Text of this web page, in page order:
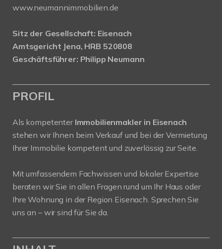
www.neumannimmobilien.de
Sitz der Gesellschaft: Eisenach
Amtsgericht Jena, HRB 520808
Geschäftsführer: Philipp Neumann
PROFIL
Als kompetenter Immobilienmakler in Eisenach
stehen wir Ihnen beim Verkauf und bei der Vermietung
Ihrer Immobilie kompetent und zuverlässig zur Seite.
Mit umfassendem Fachwissen und lokaler Expertise
beraten wir Sie in allen Fragen rund um Ihr Haus oder
Ihre Wohnung in der Region Eisenach. Sprechen Sie
uns an – wir sind für Sie da.